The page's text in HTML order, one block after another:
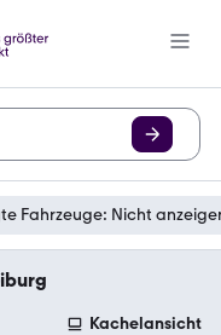
Fahrzeuge: Nicht
Kachelansicht